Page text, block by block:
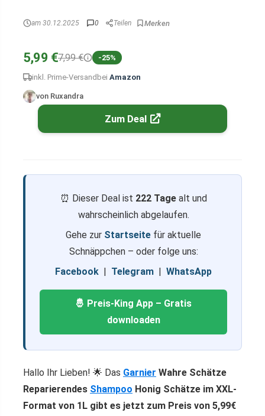
am 30.12.2025 0 Teilen
5,99 €7,99 € -25%
inkl. Prime-Versand bei Amazon
von Ruxandra
Zum Deal
⏰ Dieser Deal ist 222 Tagealt und
wahrscheinlich abgelaufen.
Gehe zur Startseite für aktuelle
Schnäppchen – oder folge uns:
Facebook | Telegram | WhatsApp
🤴 Preis-King App – Gratis
downloaden
Hallo Ihr Lieben! 🌟 Das Garnier Wahre Schätze
Reparierendes Shampoo Honig Schätze im XXL-
Format von 1L gibt es jetzt zum Preis von 5,99€